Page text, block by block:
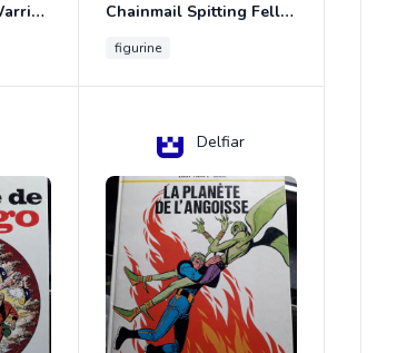
Chainmail Gnoll Warrior Dungeons & Dragons Chainmail Spitting Felldrake
figurine
Delfiar